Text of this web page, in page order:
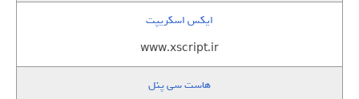
ایکس اسکریپت
www.xscript.ir
هاست سی پنل